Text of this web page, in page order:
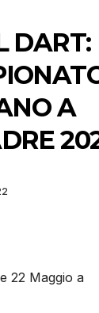
A
22 Maggio a